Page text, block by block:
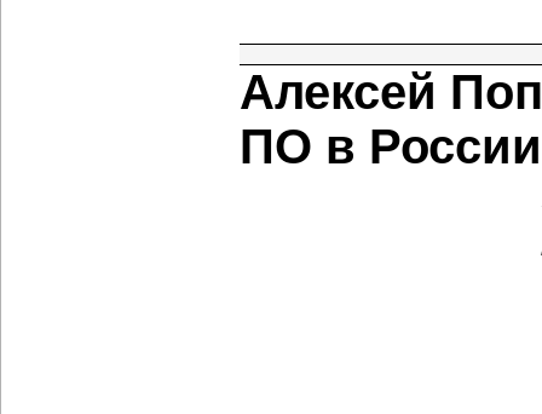
Алексей
ПО в